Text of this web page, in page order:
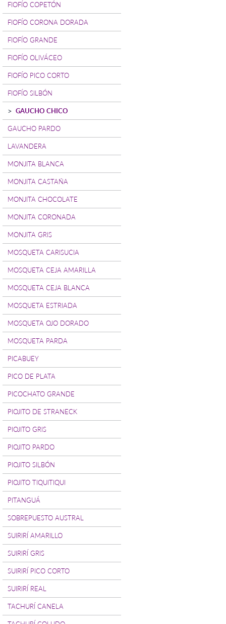
FIOFÍO COPETÓN
FIOFÍO CORONA DORADA
FIOFÍO GRANDE
FIOFÍO OLIVÁCEO
FIOFÍO PICO CORTO
FIOFÍO SILBÓN
GAUCHO CHICO
GAUCHO PARDO
LAVANDERA
MONJITA BLANCA
MONJITA CASTAÑA
MONJITA CHOCOLATE
MONJITA CORONADA
MONJITA GRIS
MOSQUETA CARISUCIA
MOSQUETA CEJA AMARILLA
MOSQUETA CEJA BLANCA
MOSQUETA ESTRIADA
MOSQUETA OJO DORADO
MOSQUETA PARDA
PICABUEY
PICO DE PLATA
PICOCHATO GRANDE
PIOJITO DE STRANECK
PIOJITO GRIS
PIOJITO PARDO
PIOJITO SILBÓN
PIOJITO TIQUITIQUI
PITANGUÁ
SOBREPUESTO AUSTRAL
SUIRIRÍ AMARILLO
SUIRIRÍ GRIS
SUIRIRÍ PICO CORTO
SUIRIRÍ REAL
TACHURÍ CANELA